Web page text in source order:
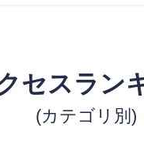
セスラン
(カテゴリ別)